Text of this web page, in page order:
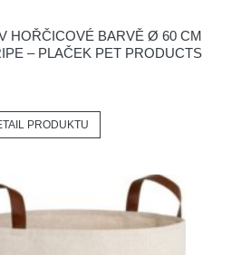
HOŘČICOVÉ BARVĚ Ø 60 CM
– PLAČEK PET PRODUCTS
PRODUKTU